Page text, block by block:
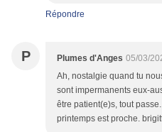
Répondre
P Plumes d'Anges 05/03/
Ah, nostalgie quand tu
sont impermanents eux-
être patient(e)s, tout
printemps est proche.